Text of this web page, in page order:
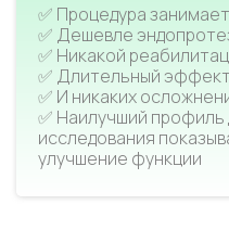
✅ Процедура
✅ Дешевле
✅ Никакой
✅ Длительный эффект
✅ И никаких
✅ Наилучший профиль
исследования
улучшение функции